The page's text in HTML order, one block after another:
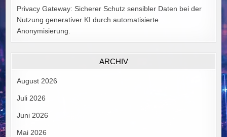
Privacy Gateway: Sicherer Schutz sensibler Daten bei der
Nutzung generativer KI durch automatisierte
Anonymisierung.
ARCHIV
August 2026
Juli 2026
Juni 2026
Mai 2026